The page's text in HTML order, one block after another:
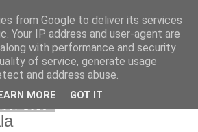
from Google to deliver its services
Your IP address and user-agent are
with performance and security
of service, generate usage
and address abuse.
MORE GOT IT